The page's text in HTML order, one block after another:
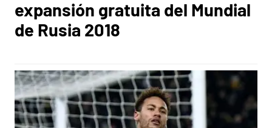
expansión gratuita del Mundial
de Rusia 2018